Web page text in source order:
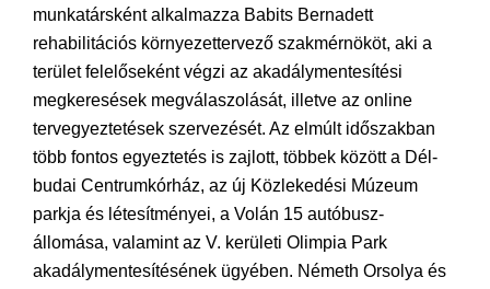
munkatársként alkalmazza Babits Bernadett
rehabilitációs környezettervező szakmérnököt, aki a
terület felelőseként végzi az akadálymentesítési
megkeresések megválaszolását, illetve az online
tervegyeztetések szervezését. Az elmúlt időszakban
több fontos egyeztetés is zajlott, többek között a Dél-
budai Centrumkórház, az új Közlekedési Múzeum
parkja és létesítményei, a Volán 15 autóbusz-
állomása, valamint az V. kerületi Olimpia Park
akadálymentesítésének ügyében. Németh Orsolya és